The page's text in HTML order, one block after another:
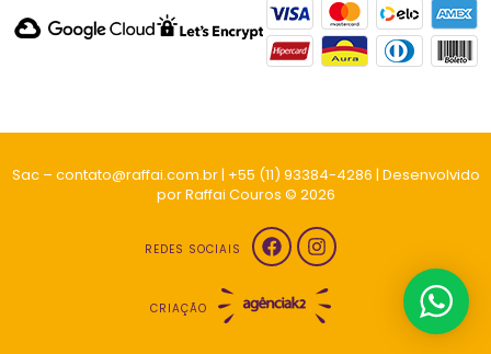
Sac – contato@raffai.com.br | +55 (11) 93384-4286 | Desenvolvido
por Raffai Couros © 2026
REDES SOCIAIS
CRIAÇÃO